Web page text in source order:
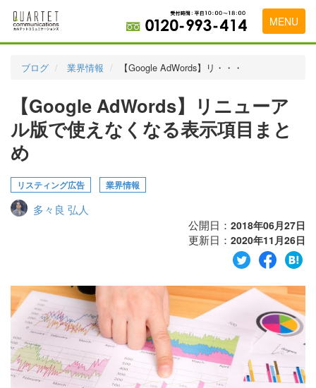
MENU
実績・お客様の声
初めて導入をお考えの方
広告代理店・HP制作会社様へ
お問い合わせ
ブログ 業界情報 【Google AdWords】リ・・・
【Google AdWords】リニューア
ル版で使えなくなる表示項目まと
め
リスティング広告 業界情報
多々良 弘人
公開日： 2018年06月27日
更新日： 2020年11月26日